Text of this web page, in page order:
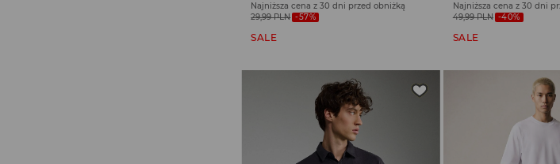
Najniższa cena z 30 dni przed obniżką
29,99 PLN -57%
SALE
Najniższa cena z 30 dni
49,99 PLN -40%
SALE